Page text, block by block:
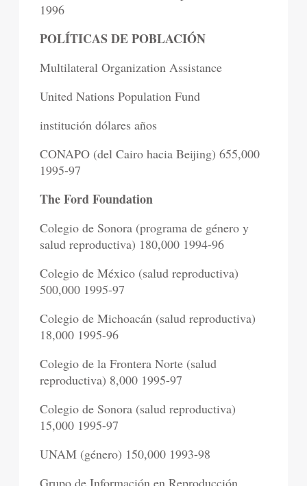
1996
POLÍTICAS DE POBLACIÓN
Multilateral Organization Assistance
United Nations Population Fund
institución dólares años
CONAPO (del Cairo hacia Beijing) 655,000
1995-97
The Ford Foundation
Colegio de Sonora (programa de género y
salud reproductiva) 180,000 1994-96
Colegio de México (salud reproductiva)
500,000 1995-97
Colegio de Michoacán (salud reproductiva)
18,000 1995-96
Colegio de la Frontera Norte (salud
reproductiva) 8,000 1995-97
Colegio de Sonora (salud reproductiva)
15,000 1995-97
UNAM (género) 150,000 1993-98
Grupo de Información en Reproducción